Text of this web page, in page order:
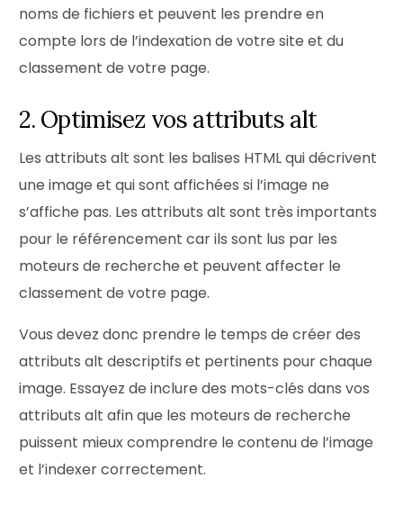
noms de fichiers et peuvent les prendre en
compte lors de l’indexation de votre site et du
classement de votre page.
2. Optimisez vos attributs alt
Les attributs alt sont les balises HTML qui décrivent
une image et qui sont affichées si l’image ne
s’affiche pas. Les attributs alt sont très importants
pour le référencement car ils sont lus par les
moteurs de recherche et peuvent affecter le
classement de votre page.
Vous devez donc prendre le temps de créer des
attributs alt descriptifs et pertinents pour chaque
image. Essayez de inclure des mots-clés dans vos
attributs alt afin que les moteurs de recherche
puissent mieux comprendre le contenu de l’image
et l’indexer correctement.